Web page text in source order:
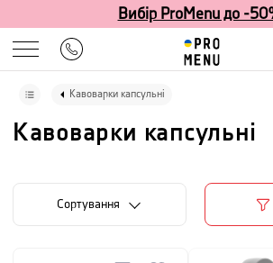
Вибір ProMenu до -
Кавоварки капсульні
Кавоварки капсульні
Сортування